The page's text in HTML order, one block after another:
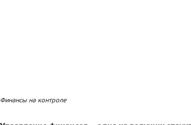
Финансы на контроле